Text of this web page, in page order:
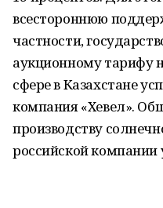
всестороннюю
частности,
аукционному тарифу
сфере в Казахстане
компания «Хевел».
производству
российской компании